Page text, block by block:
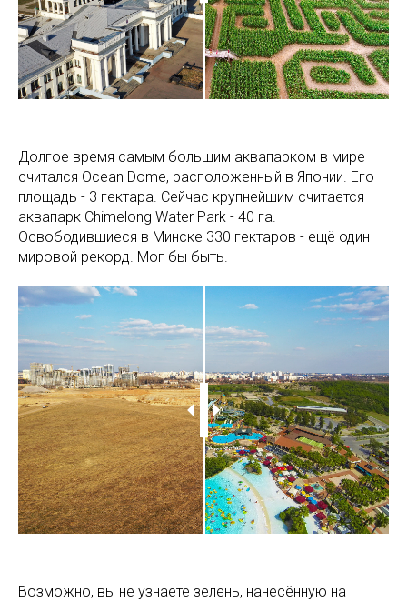
Долгое время самым большим аквапарком в мире
считался Ocean Dome, расположенный в Японии. Его
площадь - 3 гектара. Сейчас крупнейшим считается
аквапарк Chimelong Water Park - 40 га.
Освободившиеся в Минске 330 гектаров - ещё один
мировой рекорд. Мог бы быть.
Возможно, вы не узнаете зелень, нанесённую на